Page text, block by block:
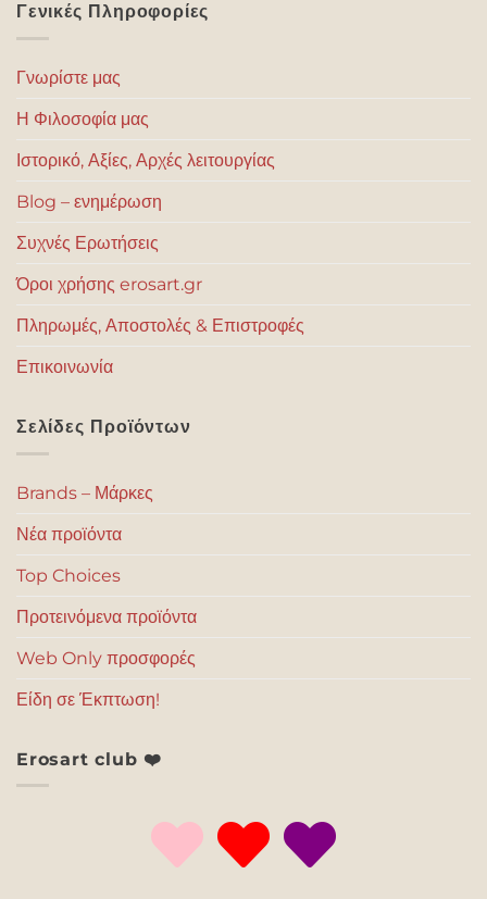
Γενικές Πληροφορίες
Γνωρίστε μας
Η Φιλοσοφία μας
Ιστορικό, Αξίες, Αρχές λειτουργίας
Blog – ενημέρωση
Συχνές Ερωτήσεις
Όροι χρήσης erosart.gr
Πληρωμές, Αποστολές & Επιστροφές
Επικοινωνία
Σελίδες Προϊόντων
Brands – Μάρκες
Νέα προϊόντα
Top Choices
Προτεινόμενα προϊόντα
Web Only προσφορές
Είδη σε Έκπτωση!
Erosart club ❤️